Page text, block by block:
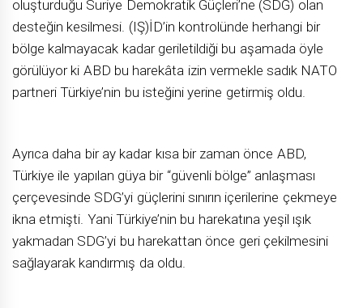
oluşturduğu Suriye Demokratik Güçleri’ne (SDG) olan
desteğin kesilmesi. (IŞ)İD’in kontrolünde herhangi bir
bölge kalmayacak kadar geriletildiği bu aşamada öyle
görülüyor ki ABD bu harekâta izin vermekle sadık NATO
partneri Türkiye’nin bu isteğini yerine getirmiş oldu.
Ayrıca daha bir ay kadar kısa bir zaman önce ABD,
Türkiye ile yapılan güya bir “güvenli bölge” anlaşması
çerçevesinde SDG’yi güçlerini sınırın içerilerine çekmeye
ikna etmişti. Yani Türkiye’nin bu harekatına yeşil ışık
yakmadan SDG’yi bu harekattan önce geri çekilmesini
sağlayarak kandırmış da oldu.